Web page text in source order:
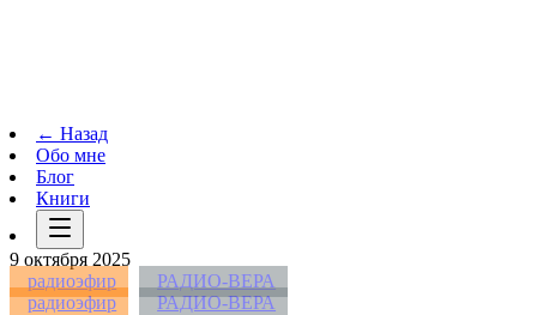
← Назад
Обо мне
Блог
Книги
9 октября 2025
радиоэфир
РАДИО-ВЕРА
радиоэфир
РАДИО-ВЕРА